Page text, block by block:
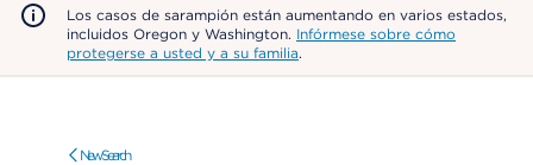
Los casos de sarampión están aumentando en varios estados,
incluidos Oregon y Washington. Infórmese sobre cómo
protegerse a usted y a su familia.
New Search